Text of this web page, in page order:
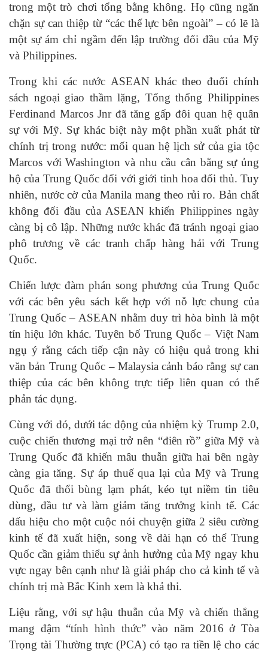
trong một trò chơi tổng bằng không. Họ cũng ngăn
chặn sự can thiệp từ “các thế lực bên ngoài” – có lẽ là
một sự ám chỉ ngầm đến lập trường đối đầu của Mỹ
và Philippines.
Trong khi các nước ASEAN khác theo đuổi chính
sách ngoại giao thầm lặng, Tổng thống Philippines
Ferdinand Marcos Jnr đã tăng gấp đôi quan hệ quân
sự với Mỹ. Sự khác biệt này một phần xuất phát từ
chính trị trong nước: mối quan hệ lịch sử của gia tộc
Marcos với Washington và nhu cầu cân bằng sự ủng
hộ của Trung Quốc đối với giới tinh hoa đối thủ. Tuy
nhiên, nước cờ của Manila mang theo rủi ro. Bản chất
không đối đầu của ASEAN khiến Philippines ngày
càng bị cô lập. Những nước khác đã tránh ngoại giao
phô trương về các tranh chấp hàng hải với Trung
Quốc.
Chiến lược đàm phán song phương của Trung Quốc
với các bên yêu sách kết hợp với nỗ lực chung của
Trung Quốc – ASEAN nhằm duy trì hòa bình là một
tín hiệu lớn khác. Tuyên bố Trung Quốc – Việt Nam
ngụ ý rằng cách tiếp cận này có hiệu quả trong khi
văn bản Trung Quốc – Malaysia cảnh báo rằng sự can
thiệp của các bên không trực tiếp liên quan có thể
phản tác dụng.
Cùng với đó, dưới tác động của nhiệm kỳ Trump 2.0,
cuộc chiến thương mại trở nên “điên rồ” giữa Mỹ và
Trung Quốc đã khiến mâu thuẫn giữa hai bên ngày
càng gia tăng. Sự áp thuế qua lại của Mỹ và Trung
Quốc đã thổi bùng lạm phát, kéo tụt niềm tin tiêu
dùng, đầu tư và làm giảm tăng trưởng kinh tế. Các
dấu hiệu cho một cuộc nói chuyện giữa 2 siêu cường
kinh tế đã xuất hiện, song về dài hạn có thể Trung
Quốc cần giảm thiểu sự ảnh hưởng của Mỹ ngay khu
vực ngay bên cạnh như là giải pháp cho cả kinh tế và
chính trị mà Bắc Kinh xem là khả thi.
Liệu rằng, với sự hậu thuẫn của Mỹ và chiến thắng
mang đậm “tính hình thức” vào năm 2016 ở Tòa
Trọng tài Thường trực (PCA) có tạo ra tiền lệ cho các